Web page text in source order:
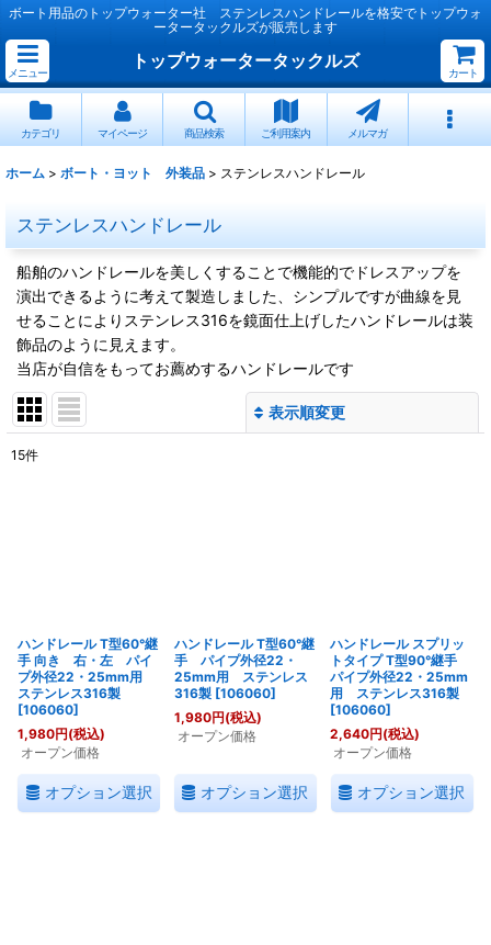
ボート用品のトップウォーター社 ステンレスハンドレールを格安でトップウォ
ータータックルズが販売します
メニュー
トップウォータータックルズ
カート
カテゴリ マイページ 商品検索 ご利用案内 メルマガ
ホーム > ボート・ヨット 外装品 > ステンレスハンドレール
ステンレスハンドレール
船舶のハンドレールを美しくすることで機能的でドレスアップを
演出できるように考えて製造しました、シンプルですが曲線を見
せることによりステンレス316を鏡面仕上げしたハンドレールは装
飾品のように見えます。
当店が自信をもってお薦めするハンドレールです
表示順変更
15件
ハンドレール T型60°継
手 向き 右・左 パイ
プ外径22・25mm用
ステンレス316製
[106060]
1,980円(税込)
オープン価格
オプション選択
ハンドレール T型60°継
手 パイプ外径22・
25mm用 ステンレス
316製 [106060]
1,980円(税込)
オープン価格
オプション選択
ハンドレール スプリッ
トタイプ T型90°継手
パイプ外径22・25mm
用 ステンレス316製
[106060]
2,640円(税込)
オープン価格
オプション選択